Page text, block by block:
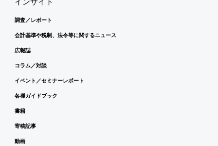
調査／レポート
会計基準や税制、法令等に関するニュース
広報誌
コラム／対談
イベント／セミナーレポート
各種ガイドブック
書籍
寄稿記事
動画